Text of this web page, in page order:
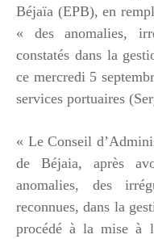
Béjaïa (EPB), en
« des anomalies,
constatés dans la
ce mercredi 5
services portuaires
« Le Conseil
de Béjaia, après
anomalies, des
reconnues, dans la
procédé à la mise à